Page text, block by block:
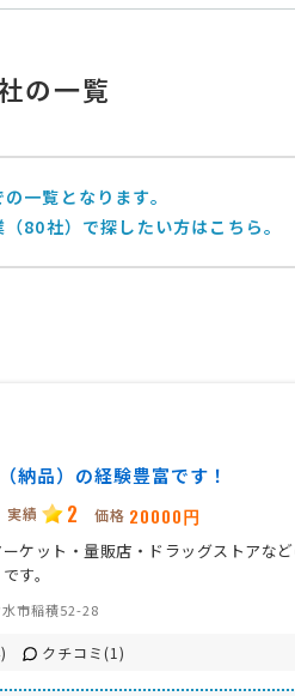
・配送・輸送の見積もり依頼 予
玉名市）】の見積もり依頼
ナへ 27フィート船の陸送】の見積
の一覧
一覧となります。
80社）で探したい方はこちら。
納品）の経験豊富です！
実績 2 価格 20000円
ケット・量販店・ドラッグストアな
す。
市稲積52-28
クチコミ(1)